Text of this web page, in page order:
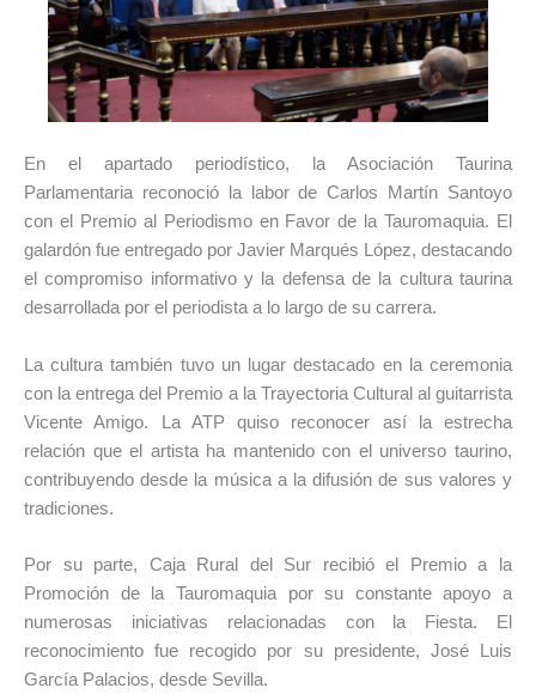
En el apartado periodístico, la Asociación Taurina
Parlamentaria reconoció la labor de Carlos Martín Santoyo
con el Premio al Periodismo en Favor de la Tauromaquia. El
galardón fue entregado por Javier Marqués López, destacando
el compromiso informativo y la defensa de la cultura taurina
desarrollada por el periodista a lo largo de su carrera.
La cultura también tuvo un lugar destacado en la ceremonia
con la entrega del Premio a la Trayectoria Cultural al guitarrista
Vicente Amigo. La ATP quiso reconocer así la estrecha
relación que el artista ha mantenido con el universo taurino,
contribuyendo desde la música a la difusión de sus valores y
tradiciones.
Por su parte, Caja Rural del Sur recibió el Premio a la
Promoción de la Tauromaquia por su constante apoyo a
numerosas iniciativas relacionadas con la Fiesta. El
reconocimiento fue recogido por su presidente, José Luis
García Palacios, desde Sevilla.